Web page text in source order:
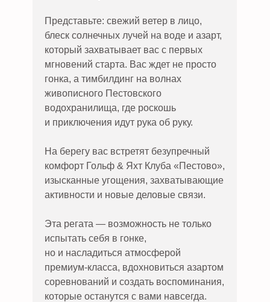
Представьте: свежий ветер в лицо,
блеск солнечных лучей на воде и азарт,
который захватывает вас с первых
мгновений старта. Вас ждет не просто
гонка, а тимбилдинг на волнах
живописного Пестовского
водохранилища, где роскошь
и приключения идут рука об руку.
На берегу вас встретят безупречный
комфорт Гольф & Яхт Клуба «Пестово»,
изысканные угощения, захватывающие
активности и новые деловые связи.
Эта регата — возможность не только
испытать себя в гонке,
но и насладиться атмосферой
премиум-класса, вдохновиться азартом
соревнований и создать воспоминания,
которые останутся с вами навсегда.